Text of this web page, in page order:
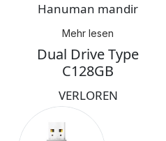
Hanuman mandir
Mehr lesen
Dual Drive Type
C128GB
VERLOREN